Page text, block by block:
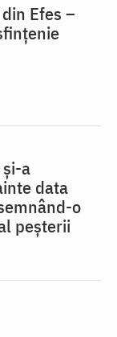
Efes –
a
data
o
peșterii